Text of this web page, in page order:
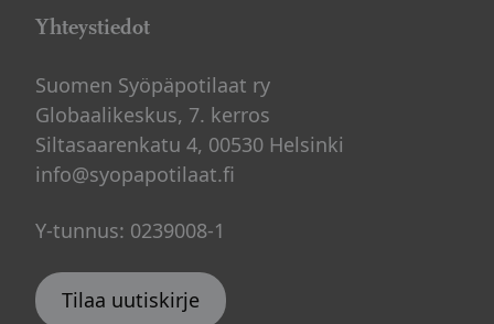
Yhteystiedot
Suomen Syöpäpotilaat ry
Globaalikeskus, 7. kerros
Siltasaarenkatu 4, 00530 Helsinki
info@syopapotilaat.fi
Y-tunnus: 0239008-1
Tilaa uutiskirje